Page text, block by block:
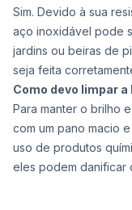
Sim. Devido à sua
aço inoxidável pode
jardins ou beiras de
seja feita
Como devo limpar a
Para manter o brilho
com um pano macio
uso de produtos
eles podem danificar